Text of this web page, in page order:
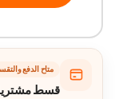
متاح الدفع
قسط